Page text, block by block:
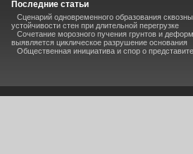
Последние статьи
Сценарий одновременного образования
устойчивости стен при длительной перегрузке
Сочетание морозного пучения грунтов и
выявляется циклическое разрушение основания
Общественная инициатива и спор о